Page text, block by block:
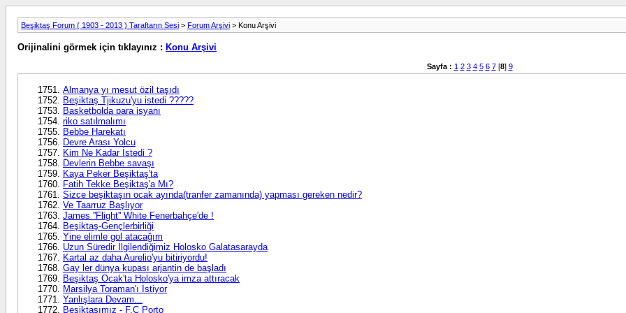
Beşiktaş Forum ( 1903 - 2013 ) Taraftarın Sesi > Forum Arşivi > Konu Arşivi
Orijinalini görmek için tıklayınız : Konu Arşivi
Sayfa : 1 2 3 4 5 6 7[8] 9
Almanya yı mesut özil taşıdı
Beşiktaş Tjikuzu'yu istedi ?????
Basketbolda para isyanı
riko satılmalımı
Bebbe Harekatı
Devre Arası Yolcu
Kim Ne Kadar İstedi ?
Devlerin Bebbe savaşı
Kaya Peker Beşiktaş'ta
Fatih Tekke Beşiktaş'a Mı?
Sizce beşiktaşın ocak ayında(tranfer zamanında) yapması gereken nedir?
Ve Taarruz Başlıyor
James ''Flight'' White Fenerbahçe'de !
Beşiktaş-Gençlerbirliği
Yine elimle gol atacağım
Uzun Süredir İlgilendiğimiz Holosko Galatasarayda
Kartal az daha Aurelio'yu bitiriyordu!
Gay ler dünya kupası arjantin de başladı
Beşiktaş Ocak'ta Holosko'ya imza attıracak
Marsilya Toraman'ı İstiyor
Yanlışlara Devam...
Beşiktaşımız - F.C Porto